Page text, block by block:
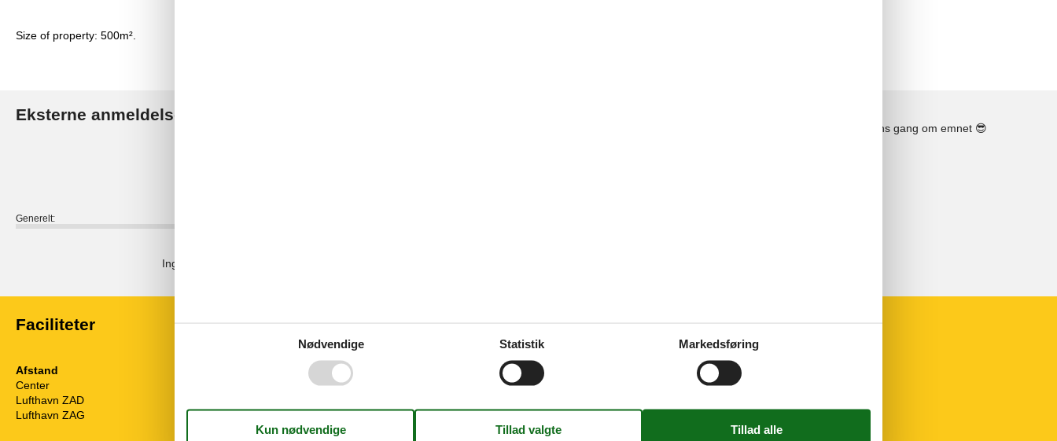
Size of property: 500m².
Eksterne anmeldelser
Generelt:
Ingen detaljerede eksterne anmeldelser
Se solens gang om emnet 😎
Faciliteter
Afstand
Center
Lufthavn ZAD
Lufthavn ZAG
308,4 km
Husinfo
Aircondition
Antal værelser
1
Boligareal
35 m²
Nødvendige Statistik Markedsføring